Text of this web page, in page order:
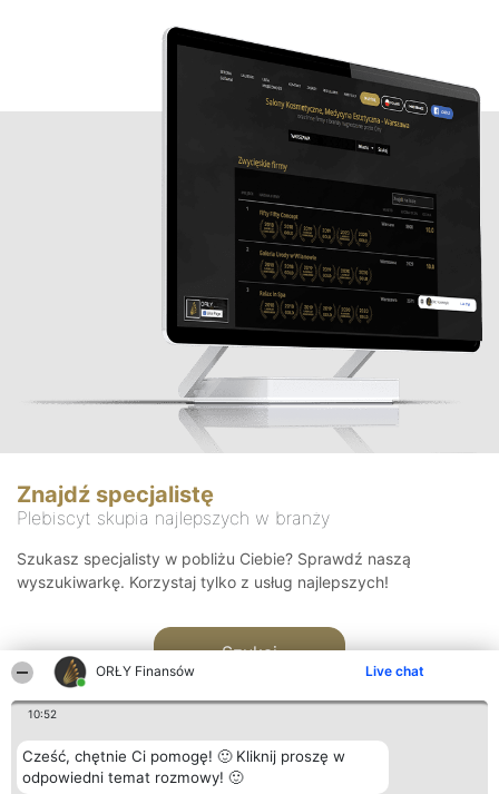
ORŁY Finansów Live chat
10:52
Cześć, chętnie Ci pomogę! 🙂 Kliknij proszę w
odpowiedni temat rozmowy! 🙂
Znajdź specjalistę
Plebiscyt skupia najlepszych w branży
Szukasz specjalisty w pobliżu Ciebie? Sprawdź naszą
wyszukiwarkę. Korzystaj tylko z usług najlepszych!
Szukaj